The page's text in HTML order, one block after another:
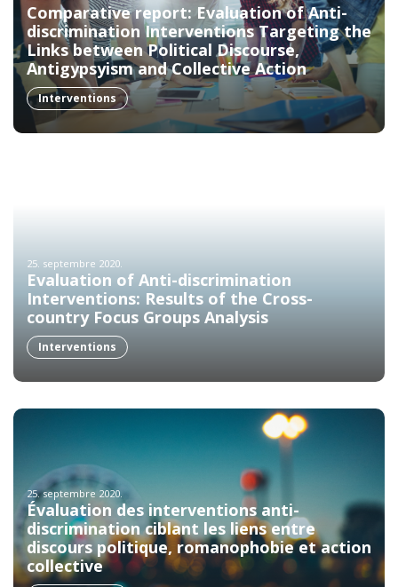
Comparative report: Evaluation of Anti-
discrimination Interventions Targeting the
Links between Political Discourse,
Antigypsyism and Collective Action
Interventions
25. septembre 2020.
Evaluation of Anti-discrimination
Interventions: Results of the Cross-
country Focus Groups Analysis
Interventions
25. septembre 2020.
Évaluation des interventions anti-
discrimination ciblant les liens entre
discours politique, romanophobie et action
collective